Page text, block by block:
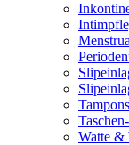
Tampons
Watte &